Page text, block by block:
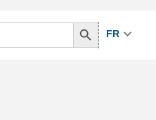
Search
Button
FR